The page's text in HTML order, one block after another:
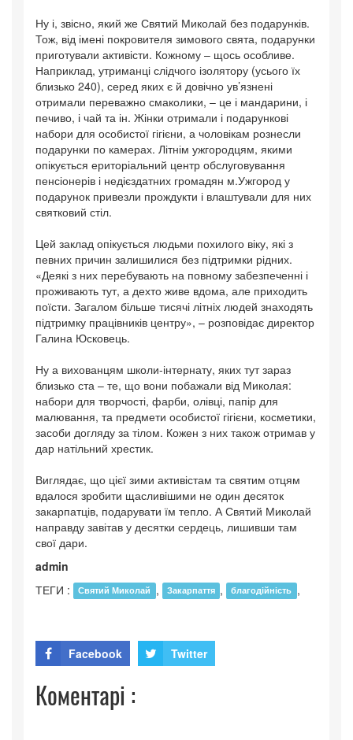
Ну і, звісно, який же Святий Миколай без подарунків.
Тож, від імені покровителя зимового свята, подарунки
приготували активісти. Кожному – щось особливе.
Наприклад, утриманці слідчого ізолятору (усього їх
близько 240), серед яких є й довічно ув’язнені
отримали переважно смаколики, – це і мандарини, і
печиво, і чай та ін. Жінки отримали і подарункові
набори для особистої гігієни, а чоловікам рознесли
подарунки по камерах. Літнім ужгородцям, якими
опікується ериторіальний центр обслуговування
пенсіонерів і недієздатних громадян м.Ужгород у
подарунок привезли прождукти і влаштували для них
святковий стіл.
Цей заклад опікується людьми похилого віку, які з
певних причин залишилися без підтримки рідних.
«Деякі з них перебувають на повному забезпеченні і
проживають тут, а дехто живе вдома, але приходить
поїсти. Загалом більше тисячі літніх людей знаходять
підтримку працівників центру», – розповідає директор
Галина Юсковець.
Ну а вихованцям школи-інтернату, яких тут зараз
близько ста – те, що вони побажали від Миколая:
набори для творчості, фарби, олівці, папір для
малювання, та предмети особистої гігієни, косметики,
засоби догляду за тілом. Кожен з них також отримав у
дар натільний хрестик.
Виглядає, що цієї зими активістам та святим отцям
вдалося зробити щасливішими не один десяток
закарпатців, подарувати їм тепло. А Святий Миколай
направду завітав у десятки сердець, лишивши там
свої дари.
admin
ТЕГИ :
Святий Миколай , Закарпаття , благодійність ,
Facebook Twitter
Коментарі :